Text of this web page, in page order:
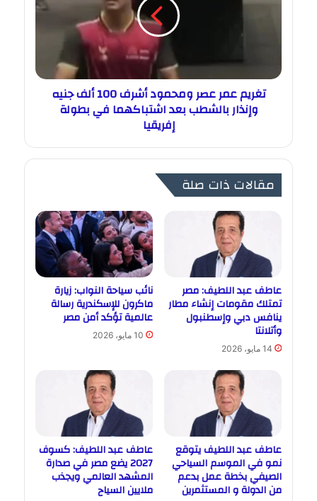
تغريم عمر عصر ومحمود أشرف 100 ألف جنيه
وإنذار بالشطب بعد اشتباكهما في بطولة
إفريقيا
مقالات ذات صلة
عاطف عبد اللطيف: مصر
تمتلك مقومات إنشاء مطار
ينافس دبي وإسطنبول
وأتلانتا
14 مايو، 2026
نائب سياحة النواب: زيارة
ماكرون للإسكندرية رسالة
عالمية تؤكد أمن مصر
10 مايو، 2026
عاطف عبد اللطيف يتوقع
نمو في الموسم السياحي
الصيفي بخطة عمل بدعم
من الدولة و المستثمرين
عاطف عبد اللطيف: كسوف
2027 يضع مصر في صدارة
المشهد العالمي ويجذب
ملايين السياح